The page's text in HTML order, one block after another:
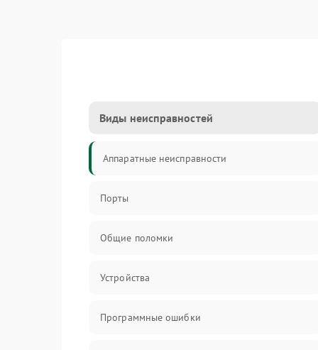
Виды неисправностей
Аппаратные неисправности
Порты
Общие поломки
Устройства
Программные ошибки